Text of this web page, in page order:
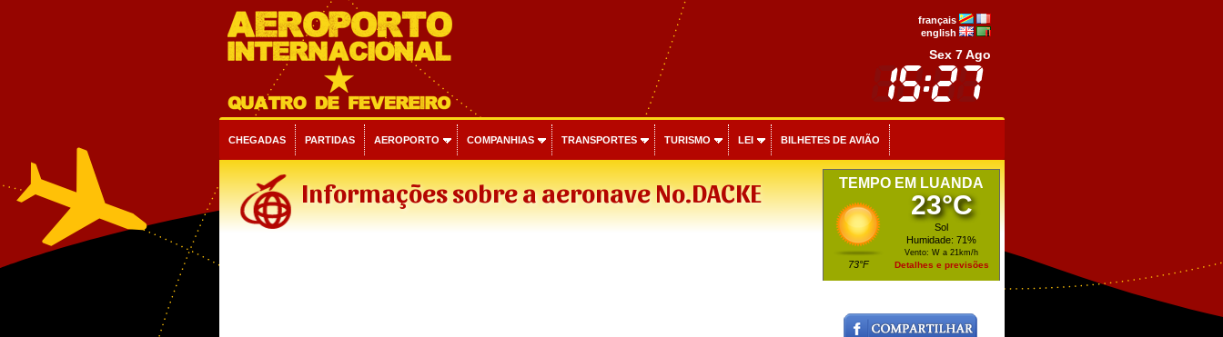
français
english
Sex 7 Ago
CHEGADAS PARTIDAS AEROPORTO COMPANHIAS TRANSPORTES TURISMO LEI BILHETES DE AVIÃO
Informações sobre a aeronave No.DACKE TEMPO EM LUANDA
73°F
23°C
Sol
Humidade: 71%
Vento: W a 21km/h
Detalhes e previsões